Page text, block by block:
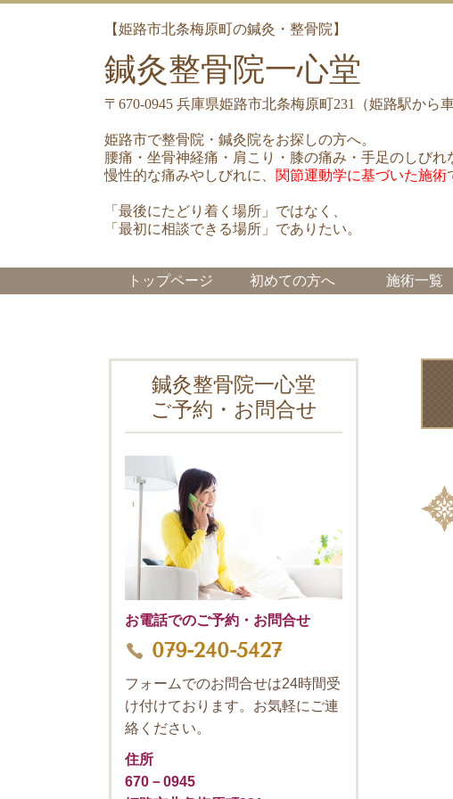
【姫路市北条梅原町の鍼灸・整骨院】
鍼灸整骨院一心堂
〒670-0945 兵庫県姫路市北条梅原町231（姫路駅から
姫路市で整骨院・鍼灸院をお探しの方へ。
腰痛・坐骨神経痛・肩こり・膝の痛み・手足のしびれ
慢性的な痛みやしびれに、 関節運動学に基づいた施術
「最後にたどり着く場所」ではなく、
「最初に相談できる場所」でありたい。
トップページ 初めての方へ 施術一覧
鍼灸整骨院一心堂
ご予約・お問合せ
お電話でのご予約・お問合せ
079-240-5427
フォームでのお問合せは24時間受
け付けております。お気軽にご連
絡ください。
住所
670－0945